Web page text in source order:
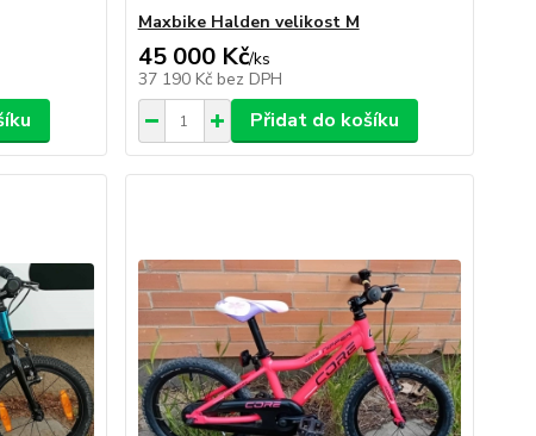
Maxbike Halden velikost M
45 000 Kč/ks
37 190 Kč bez DPH
Přidat do košíku